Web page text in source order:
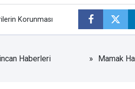
Korunması
Haberleri Mamak